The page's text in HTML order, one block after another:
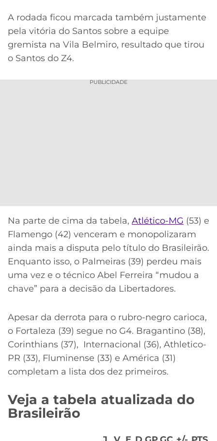
CRUZEIRO
A rodada ficou marcada também justamente
pela vitória do Santos sobre a equipe
gremista na Vila Belmiro, resultado que tirou
o Santos do Z4.
PUBLICIDADE
Na parte de cima da tabela, Atlético-MG (53) e
Flamengo (42) venceram e monopolizaram
ainda mais a disputa pelo título do Brasileirão.
Enquanto isso, o Palmeiras (39) perdeu mais
uma vez e o técnico Abel Ferreira “mudou a
chave” para a decisão da Libertadores.
Apesar da derrota para o rubro-negro carioca,
o Fortaleza (39) segue no G4. Bragantino (38),
Corinthians (37), Internacional (36), Athletico-
PR (33), Fluminense (33) e América (31)
completam a lista dos dez primeiros.
Veja a tabela atualizada do
Brasileirão